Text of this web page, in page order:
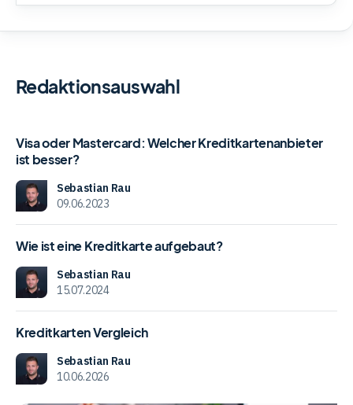
Redaktionsauswahl
oder
Mastercard:
Welcher
Kreditkartenanbieter
ist
besser?
Visa oder Mastercard: Welcher Kreditkartenanbieter
ist besser?
Sebastian Rau
09.06.2023
ist
eine
Kreditkarte
aufgebaut?
Wie ist eine Kreditkarte aufgebaut?
Sebastian Rau
15.07.2024
Vergleich
Kreditkarten Vergleich
Sebastian Rau
10.06.2026